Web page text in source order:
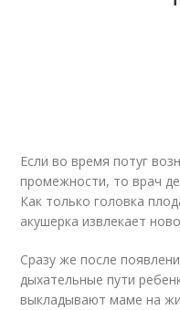
Если во время потуг
промежности, то врач
Как только головка
акушерка извлекает
Сразу же после
дыхательные пути
выкладывают маме на